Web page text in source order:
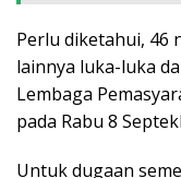
Perlu diketahui, 46
lainnya luka-luka
Lembaga
pada Rabu 8
Untuk dugaan